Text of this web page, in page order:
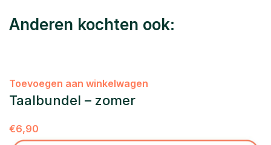
Anderen kochten ook:
Toevoegen aan winkelwagen
Taalbundel – zomer
€6,90